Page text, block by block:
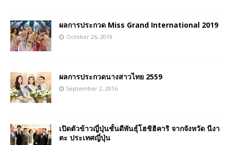
ผลการประกวด Miss Grand International 2019
October 26, 2019
ผลการประกวดนางสาวไทย 2559
September 2, 2016
เปิดตัวข้าวญี่ปุ่นชั้นดีพันธุ์โฮชิฮิคาริ จากจังหวัด นีงา
ตะ ประเทศญี่ปุ่น